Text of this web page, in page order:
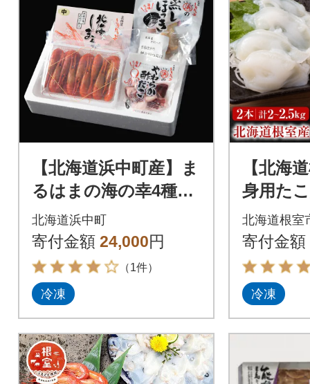
【北海道浜中町産】ま
るはまの海の幸4種セ
ット(えび・ほっき
貝・つぶ貝・酢だこ)_
H0001-114
北海道浜中町
寄付金額 24,000円
（1件）
冷凍
【北海
身用た
2.5kg)
北海道根室
寄付金額
冷凍